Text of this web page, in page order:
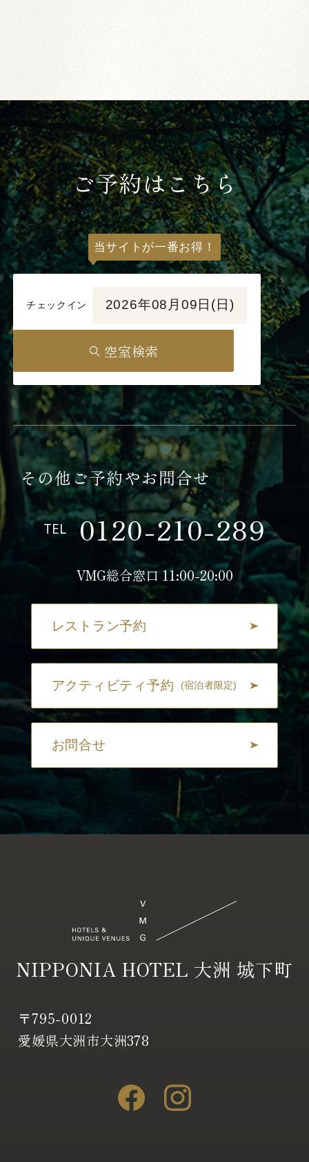
ご予約はこちら
当サイトが一番お得！
チェックイン 2026年08月09日(日)
空室検索
その他ご予約やお問合せ
TEL 0120-210-289
VMG総合窓口 11:00-20:00
レストラン予約
アクティビティ予約 (宿泊者限定)
お問合せ
NIPPONIA HOTEL 大洲 城下町
〒795-0012
愛媛県大洲市大洲378